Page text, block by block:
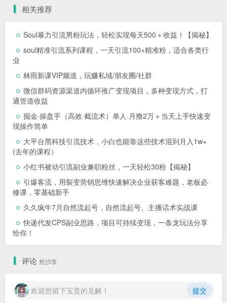
相关推荐
Soul暴力引流男粉玩法，轻松实现每天500＋收益！【揭秘】
soul精准引流系列课程，一天引流100+精准粉，适合各类行
业
林雨新课VIP频道，玩赚私域/朋友圈/社群
微信群码资源渠道内循环推广变现项目，多种变现方式，打
通管道收益
掘金·操盘手（高效·截流术）单人·月撸2万＋当天上手快速变
现操作简单
大平台黑科技引流技术，小白也能靠这些技术混到月入1w+
(去年的课程）
小红书被动引流副业兼职粉丝，一天轻松30粉【揭秘】
引爆客流，用裂变营销思维快速解决企业获客难题，老板必
修课，零基础新手
久久疯牛7月自然流起号，自然流起号、主播话术实战课
快递代发CPS副业思路，项目可持续变现，一条龙玩法分享
给你！
评论 抢沙发
欢迎您留下宝贵的见解！ 提交